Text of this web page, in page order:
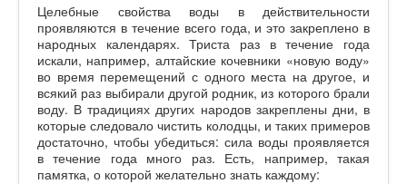
Целебные свойства воды в действительности
проявляются в течение всего года, и это закреплено в
народных календарях. Триста раз в течение года
искали, например, алтайские кочевники «новую воду»
во время перемещений с одного места на другое, и
всякий раз выбирали другой родник, из которого брали
воду. В традициях других народов закреплены дни, в
которые следовало чистить колодцы, и таких примеров
достаточно, чтобы убедиться: сила воды проявляется
в течение года много раз. Есть, например, такая
памятка, о которой желательно знать каждому: